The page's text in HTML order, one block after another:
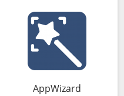
AppWizard